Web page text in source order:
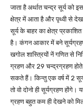
जाता है अर्थात चन्द्र सूर्य को
क्षेत्र में आता है और पृथ्वी से देखने
सूर्य के बाहर का क्षेत्र
है। कंगन आकार में बने
खगोल शास्त्रियों नें गणित से
ग्रहण और 29 चन्द्रग्रहण होते
सकते हैं। किन्तु एक वर्ष में 2
तो वो दोनो ही सूर्यग्रहण
ग्रहण बहुत कम ही देखने को